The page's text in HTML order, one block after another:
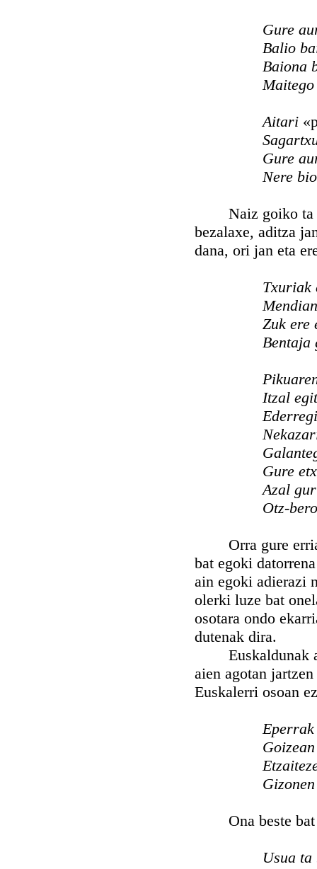
Gure
Balio
Baiona
Aitari
Gure
Nere
Naiz goiko ta
bezalaxe, aditza
dana, ori jan eta
Txuriak
Zuk ere
Bentaja
Itzal
Gure
Azal
Otz-
Orra gure
bat egoki
ain egoki adierazi
olerki luze bat
osotara ondo
dutenak dira.
Euskaldunak
aien agotan
Euskalerri osoan
Eperrak
Ona beste bat
Usua ta